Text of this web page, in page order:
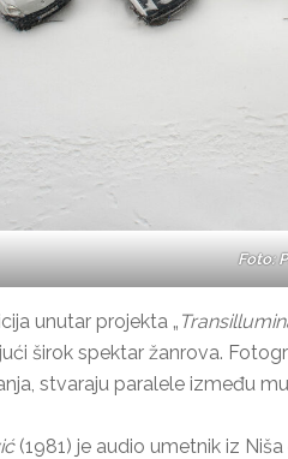
Foto:
unutar projekta „
širok spektar žanrova.
stvaraju paralele između
(1981) je audio umetnik iz